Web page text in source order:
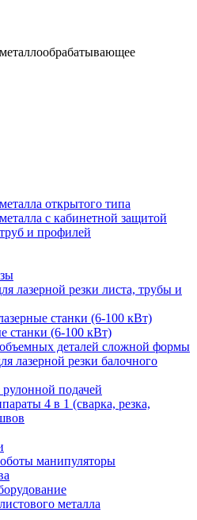
открытого типа
с кабинетной защитой
и профилей
лазерной резки листа, трубы и
станки (6-100 кВт)
станки (6-100 кВт)
деталей сложной формы
лазерной резки балочного
рулонной подачей
4 в 1 (сварка, резка,
манипуляторы
металла